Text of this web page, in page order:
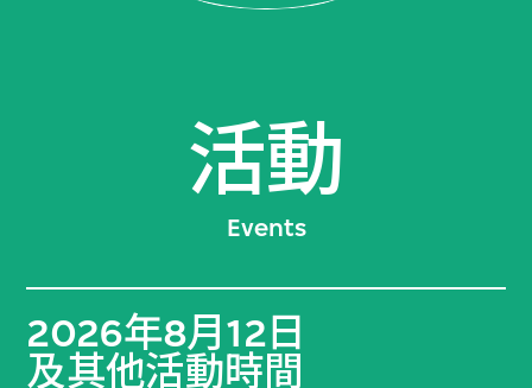
活動
Events
2026年8月12日
及其他活動時間